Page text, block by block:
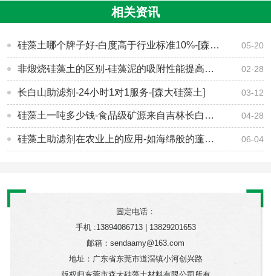
相关资讯
硅藻土哪个牌子好-白度高于行业标准10%-[森大硅藻土] 05-20
非煅烧硅藻土的区别-硅藻泥的吸附性能提高数倍[森大硅藻土] 02-28
长白山助滤剂-24小时1对1服务-[森大硅藻土] 03-12
硅藻土一吨多少钱-食品级矿源来自吉林长白山-[森大硅藻土] 04-28
硅藻土助滤剂在农业上的应用-如海绵般的蓬松、吸附-[森大硅藻土] 06-04
固定电话：
手机 :13894086713 | 13829201653
邮箱：sendaamy@163.com
地址：广东省东莞市道滘镇小河创兴路